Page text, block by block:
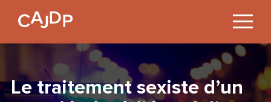
Le traitement sexiste d’un